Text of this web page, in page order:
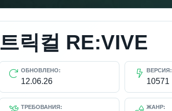
트릭컬 RE:VIVE
ОБНОВЛЕНО:
12.06.26
ВЕРСИЯ:
10571
ТРЕБОВАНИЯ: ЖАНР: